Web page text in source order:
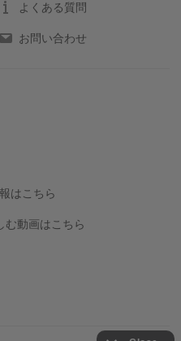
よくある質問
お問い合わせ
はこちら
む動画はこちら